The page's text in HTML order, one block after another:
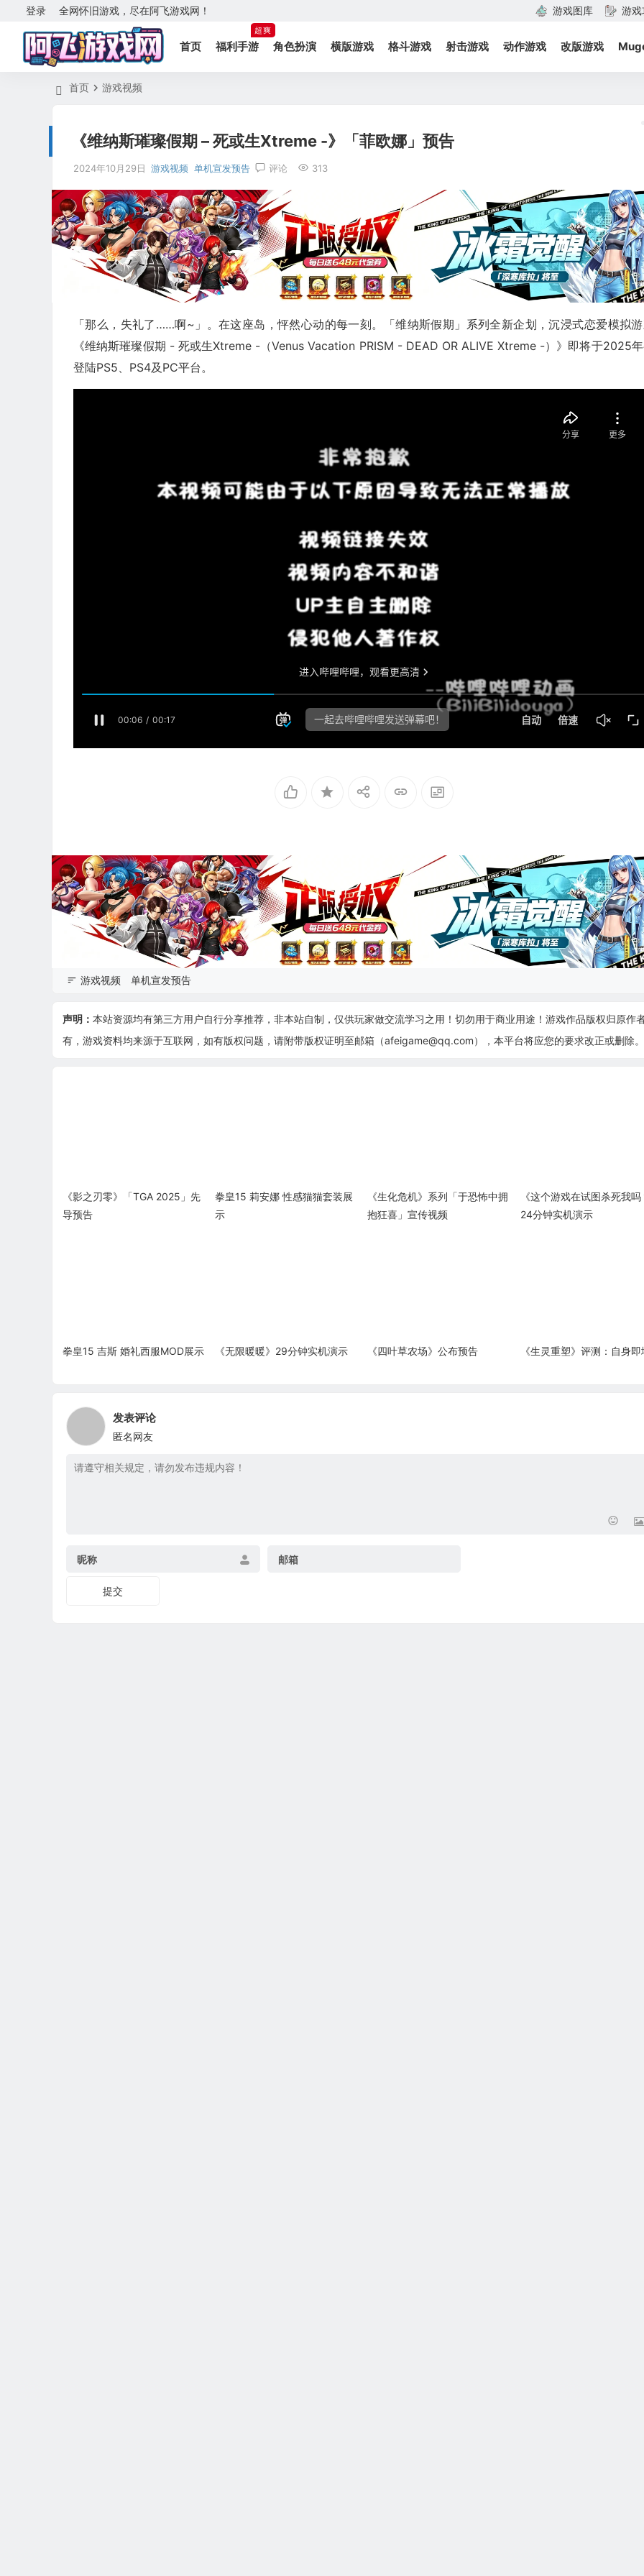
全网怀旧游戏，尽在阿飞游戏网！
登录 游戏图库 游
首页 福利手游
超爽
角色扮演 横版游戏 格斗游戏 射击游戏 动作游戏 改版游戏
首页 游戏视频
《维纳斯璀璨假期 – 死或生Xtreme -》「菲欧娜」预告
2024年10月29日 游戏视频 单机宣发预告 评论 313
「那么，失礼了……啊~」。在这座岛，怦然心动的每一刻。「维纳斯假期」系列全新企划，沉浸式恋爱模拟
《维纳斯璀璨假期 - 死或生Xtreme -（Venus Vacation PRISM - DEAD OR ALIVE Xtreme -）》即将于2025
登陆PS5、PS4及PC平台。
游戏视频 单机宣发预告
声明： 本站资源均有第三方用户自行分享推荐，非本站自制，仅供玩家做交流学习之用！切勿用于商业用途！游戏作品版权归原作
有，游戏资料均来源于互联网，如有版权问题，请附带版权证明至邮箱（afeigame@qq.com），本平台将应您的要求改正或删除。
《影之刃零》「TGA 2025」先
导预告
拳皇15 莉安娜 性感猫猫套装展
示
《生化危机》系列「于恐怖中拥
抱狂喜」宣传视频
《这个游戏在试图杀死我吗
24分钟实机演示
拳皇15 吉斯 婚礼西服MOD展示 《无限暖暖》29分钟实机演示 《四叶草农场》公布预告 《生灵重塑》评测：自身即
发表评论
匿名网友
昵称 邮箱
提交